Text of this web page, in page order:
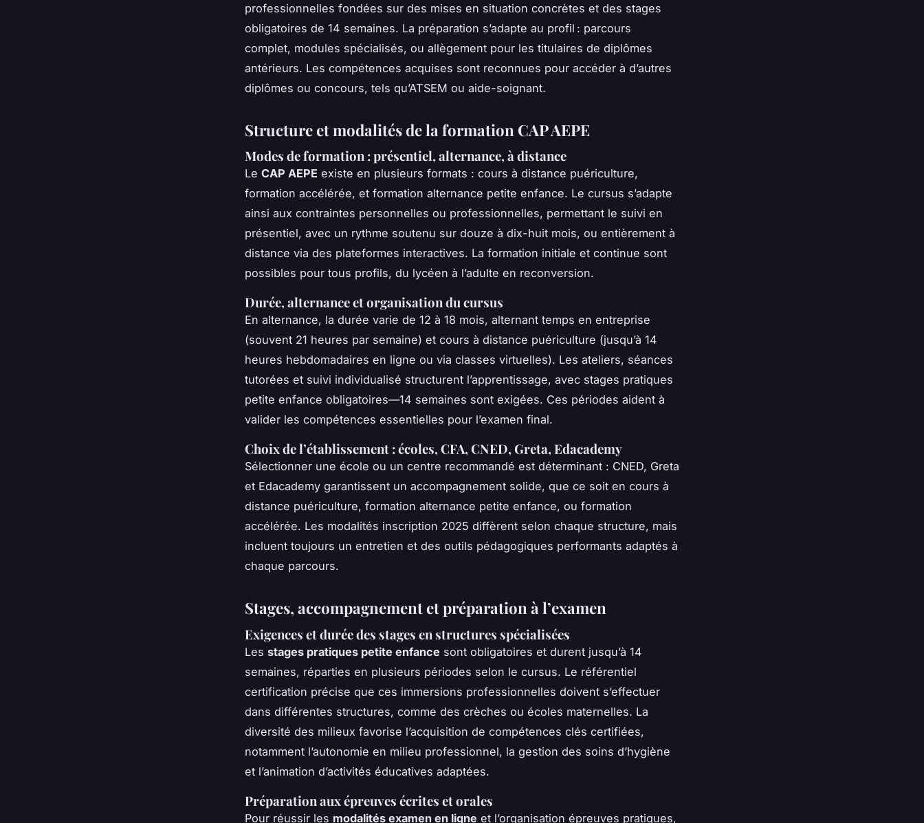
professionnelles fondées sur des mises en situation concrètes et des stages
obligatoires de 14 semaines. La préparation s’adapte au profil : parcours
complet, modules spécialisés, ou allègement pour les titulaires de diplômes
antérieurs. Les compétences acquises sont reconnues pour accéder à d’autres
diplômes ou concours, tels qu’ATSEM ou aide-soignant.
Structure et modalités de la formation CAP AEPE
Modes de formation : présentiel, alternance, à distance
Le CAP AEPE existe en plusieurs formats : cours à distance puériculture,
formation accélérée, et formation alternance petite enfance. Le cursus s’adapte
ainsi aux contraintes personnelles ou professionnelles, permettant le suivi en
présentiel, avec un rythme soutenu sur douze à dix-huit mois, ou entièrement à
distance via des plateformes interactives. La formation initiale et continue sont
possibles pour tous profils, du lycéen à l’adulte en reconversion.
Durée, alternance et organisation du cursus
En alternance, la durée varie de 12 à 18 mois, alternant temps en entreprise
(souvent 21 heures par semaine) et cours à distance puériculture (jusqu’à 14
heures hebdomadaires en ligne ou via classes virtuelles). Les ateliers, séances
tutorées et suivi individualisé structurent l’apprentissage, avec stages pratiques
petite enfance obligatoires—14 semaines sont exigées. Ces périodes aident à
valider les compétences essentielles pour l’examen final.
Choix de l’établissement : écoles, CFA, CNED, Greta, Edacademy
Sélectionner une école ou un centre recommandé est déterminant : CNED, Greta
et Edacademy garantissent un accompagnement solide, que ce soit en cours à
distance puériculture, formation alternance petite enfance, ou formation
accélérée. Les modalités inscription 2025 diffèrent selon chaque structure, mais
incluent toujours un entretien et des outils pédagogiques performants adaptés à
chaque parcours.
Stages, accompagnement et préparation à l’examen
Exigences et durée des stages en structures spécialisées
Les stages pratiques petite enfance sont obligatoires et durent jusqu’à 14
semaines, réparties en plusieurs périodes selon le cursus. Le référentiel
certification précise que ces immersions professionnelles doivent s’effectuer
dans différentes structures, comme des crèches ou écoles maternelles. La
diversité des milieux favorise l’acquisition de compétences clés certifiées,
notamment l’autonomie en milieu professionnel, la gestion des soins d’hygiène
et l’animation d’activités éducatives adaptées.
Préparation aux épreuves écrites et orales
Pour réussir les modalités examen en ligne et l’organisation épreuves pratiques,